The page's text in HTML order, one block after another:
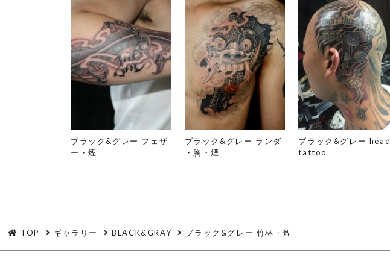
ブラック&グレー フェザ
ー・煙
ブラック&グレー ランダ
・胸・煙
ブラック&グレー head
tattoo
TOP ギャラリー BLACK&GRAY ブラック&グレー 竹林・煙